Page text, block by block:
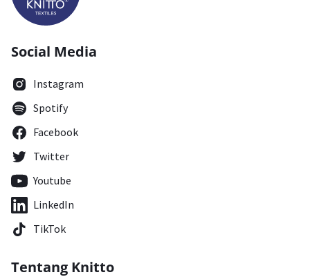
Social Media
Instagram
Spotify
Facebook
Twitter
Youtube
LinkedIn
TikTok
Tentang Knitto